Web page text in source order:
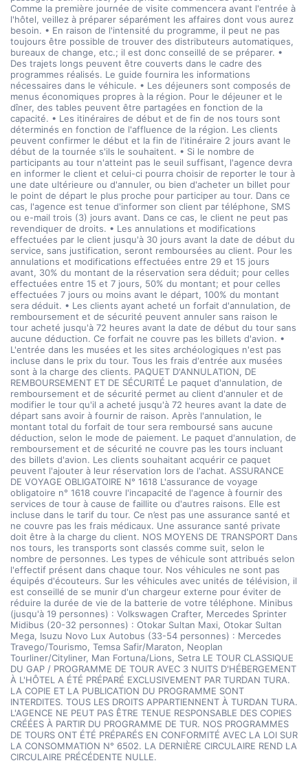
Comme la première journée de visite commencera avant l'entrée à
l'hôtel, veillez à préparer séparément les affaires dont vous aurez
besoin. • En raison de l'intensité du programme, il peut ne pas
toujours être possible de trouver des distributeurs automatiques,
bureaux de change, etc.; il est donc conseillé de se préparer. •
Des trajets longs peuvent être couverts dans le cadre des
programmes réalisés. Le guide fournira les informations
nécessaires dans le véhicule. • Les déjeuners sont composés de
menus économiques propres à la région. Pour le déjeuner et le
dîner, des tables peuvent être partagées en fonction de la
capacité. • Les itinéraires de début et de fin de nos tours sont
déterminés en fonction de l'affluence de la région. Les clients
peuvent confirmer le début et la fin de l'itinéraire 2 jours avant le
début de la tournée s'ils le souhaitent. • Si le nombre de
participants au tour n'atteint pas le seuil suffisant, l'agence devra
en informer le client et celui-ci pourra choisir de reporter le tour à
une date ultérieure ou d'annuler, ou bien d'acheter un billet pour
le point de départ le plus proche pour participer au tour. Dans ce
cas, l'agence est tenue d'informer son client par téléphone, SMS
ou e-mail trois (3) jours avant. Dans ce cas, le client ne peut pas
revendiquer de droits. • Les annulations et modifications
effectuées par le client jusqu'à 30 jours avant la date de début du
service, sans justification, seront remboursées au client. Pour les
annulations et modifications effectuées entre 29 et 15 jours
avant, 30% du montant de la réservation sera déduit; pour celles
effectuées entre 15 et 7 jours, 50% du montant; et pour celles
effectuées 7 jours ou moins avant le départ, 100% du montant
sera déduit. • Les clients ayant acheté un forfait d'annulation, de
remboursement et de sécurité peuvent annuler sans raison le
tour acheté jusqu'à 72 heures avant la date de début du tour sans
aucune déduction. Ce forfait ne couvre pas les billets d'avion. •
L'entrée dans les musées et les sites archéologiques n'est pas
incluse dans le prix du tour. Tous les frais d'entrée aux musées
sont à la charge des clients. PAQUET D'ANNULATION, DE
REMBOURSEMENT ET DE SÉCURITÉ Le paquet d'annulation, de
remboursement et de sécurité permet au client d'annuler et de
modifier le tour qu'il a acheté jusqu'à 72 heures avant la date de
départ sans avoir à fournir de raison. Après l'annulation, le
montant total du forfait de tour sera remboursé sans aucune
déduction, selon le mode de paiement. Le paquet d'annulation, de
remboursement et de sécurité ne couvre pas les tours incluant
des billets d'avion. Les clients souhaitant acquérir ce paquet
peuvent l'ajouter à leur réservation lors de l'achat. ASSURANCE
DE VOYAGE OBLIGATOIRE N° 1618 L'assurance de voyage
obligatoire n° 1618 couvre l'incapacité de l'agence à fournir des
services de tour à cause de faillite ou d'autres raisons. Elle est
incluse dans le tarif du tour. Ce n’est pas une assurance santé et
ne couvre pas les frais médicaux. Une assurance santé private
doit être à la charge du client. NOS MOYENS DE TRANSPORT Dans
nos tours, les transports sont classés comme suit, selon le
nombre de personnes. Les types de véhicule sont attribués selon
l'effectif présent dans chaque tour. Nos véhicules ne sont pas
équipés d'écouteurs. Sur les véhicules avec unités de télévision, il
est conseillé de se munir d'un chargeur externe pour éviter de
réduire la durée de vie de la batterie de votre téléphone. Minibus
(jusqu'à 19 personnes) : Volkswagen Crafter, Mercedes Sprinter
Midibus (20-32 personnes) : Otokar Sultan Maxi, Otokar Sultan
Mega, Isuzu Novo Lux Autobus (33-54 personnes) : Mercedes
Travego/Tourismo, Temsa Safir/Maraton, Neoplan
Tourliner/Cityliner, Man Fortuna/Lions, Setra LE TOUR CLASSIQUE
DU GAP / PROGRAMME DE TOUR AVEC 3 NUITS D'HÉBERGEMENT
À L'HÔTEL A ÉTÉ PRÉPARÉ EXCLUSIVEMENT PAR TURDAN TURA.
LA COPIE ET LA PUBLICATION DU PROGRAMME SONT
INTERDITES. TOUS LES DROITS APPARTIENNENT À TURDAN TURA.
L'AGENCE NE PEUT PAS ÊTRE TENUE RESPONSABLE DES COPIES
CRÉÉES À PARTIR DU PROGRAMME DE TUR. NOS PROGRAMMES
DE TOURS ONT ÉTÉ PRÉPARÉS EN CONFORMITÉ AVEC LA LOI SUR
LA CONSOMMATION N° 6502. LA DERNIÈRE CIRCULAIRE REND LA
CIRCULAIRE PRÉCÉDENTE NULLE.